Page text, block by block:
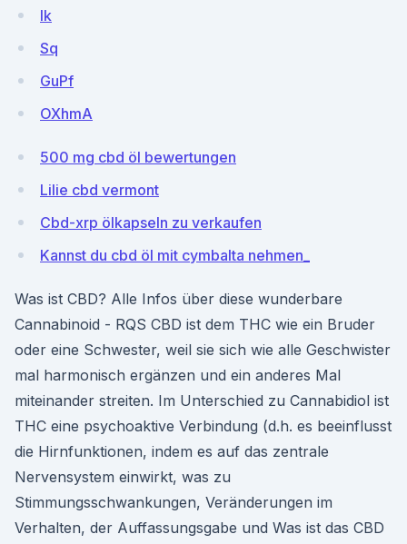
lk
Sq
GuPf
OXhmA
500 mg cbd öl bewertungen
Lilie cbd vermont
Cbd-xrp ölkapseln zu verkaufen
Kannst du cbd öl mit cymbalta nehmen_
Was ist CBD? Alle Infos über diese wunderbare
Cannabinoid - RQS CBD ist dem THC wie ein Bruder
oder eine Schwester, weil sie sich wie alle Geschwister
mal harmonisch ergänzen und ein anderes Mal
miteinander streiten. Im Unterschied zu Cannabidiol ist
THC eine psychoaktive Verbindung (d.h. es beeinflusst
die Hirnfunktionen, indem es auf das zentrale
Nervensystem einwirkt, was zu
Stimmungsschwankungen, Veränderungen im
Verhalten, der Auffassungsgabe und Was ist das CBD